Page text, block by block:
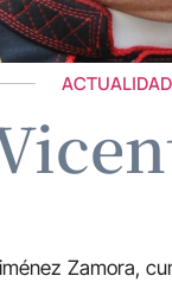
ACTUALIDAD
Zamora,